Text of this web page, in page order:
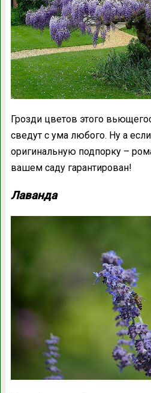
Грозди цветов этого
сведут с ума любого. Ну а
оригинальную подпорку –
вашем саду гарантирован!
Лаванда